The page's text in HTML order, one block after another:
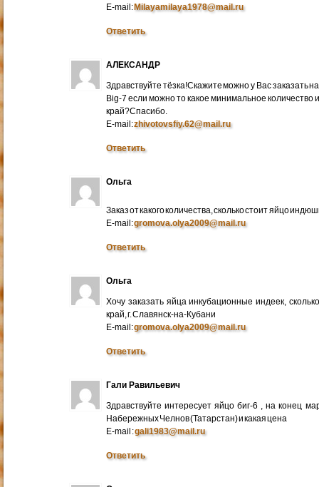
E-mail:Milayamilaya1978@mail.ru
Ответить
АЛЕКСАНДР
Здравствуйте тёзка!Скажите можно у Вас заказать
Big-7 если можно то какое минимальное количество
край?Спасибо.
E-mail:zhivotovsfiy.62@mail.ru
Ответить
Ольга
Заказ от какого количества, сколько стоит яйцо
E-mail:gromova.olya2009@mail.ru
Ответить
Ольга
Хочу заказать яйца инкубационные индеек,
край, г. Славянск-на-Кубани
E-mail:gromova.olya2009@mail.ru
Ответить
Гали Равильевич
Здравствуйте интересует яйцо биг-6 , на конец
Набережных Челнов (Татарстан) и какая цена
E-mail :gali1983@mail.ru
Ответить